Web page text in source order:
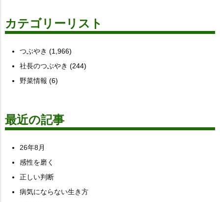
カテゴリーリスト
つぶやき (1,966)
社長のつぶやき (244)
野菜情報 (6)
最近の記事
26年8月
感性を磨く
正しい判断
病気にならない生き方